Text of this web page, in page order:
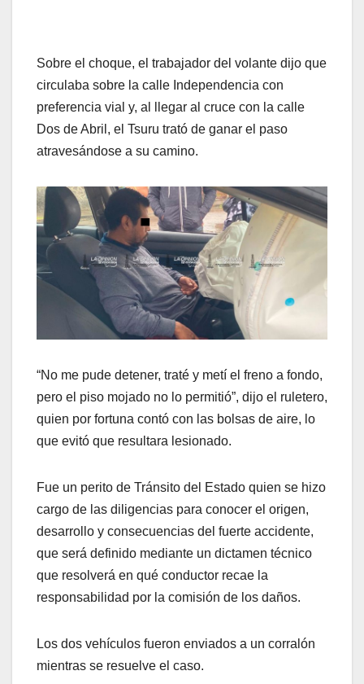
Sobre el choque, el trabajador del volante dijo que
circulaba sobre la calle Independencia con
preferencia vial y, al llegar al cruce con la calle
Dos de Abril, el Tsuru trató de ganar el paso
atravesándose a su camino.
“No me pude detener, traté y metí el freno a fondo,
pero el piso mojado no lo permitió”, dijo el ruletero,
quien por fortuna contó con las bolsas de aire, lo
que evitó que resultara lesionado.
Fue un perito de Tránsito del Estado quien se hizo
cargo de las diligencias para conocer el origen,
desarrollo y consecuencias del fuerte accidente,
que será definido mediante un dictamen técnico
que resolverá en qué conductor recae la
responsabilidad por la comisión de los daños.
Los dos vehículos fueron enviados a un corralón
mientras se resuelve el caso.